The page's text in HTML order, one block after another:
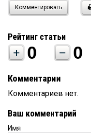
Комментировать
Рейтинг статьи
0 0
Комментарии
Комментариев нет.
Ваш комментарий
Имя